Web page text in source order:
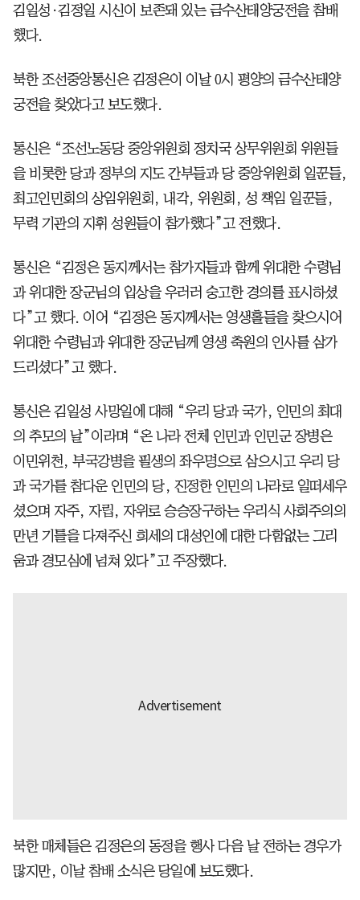
김일성·김정일 시신이 보존돼 있는 금수산태양궁전을 참배
했다.
북한 조선중앙통신은 김정은이 이날 0시 평양의 금수산태양
궁전을 찾았다고 보도했다.
통신은 “조선노동당 중앙위원회 정치국 상무위원회 위원들
을 비롯한 당과 정부의 지도 간부들과 당 중앙위원회 일꾼들,
최고인민회의 상임위원회, 내각, 위원회, 성 책임 일꾼들,
무력 기관의 지휘 성원들이 참가했다”고 전했다.
통신은 “김정은 동지께서는 참가자들과 함께 위대한 수령님
과 위대한 장군님의 입상을 우러러 숭고한 경의를 표시하셨
다”고 했다. 이어 “김정은 동지께서는 영생홀들을 찾으시어
위대한 수령님과 위대한 장군님께 영생 축원의 인사를 삼가
드리셨다”고 했다.
통신은 김일성 사망일에 대해 “우리 당과 국가, 인민의 최대
의 추모의 날”이라며 “온 나라 전체 인민과 인민군 장병은
이민위천, 부국강병을 필생의 좌우명으로 삼으시고 우리 당
과 국가를 참다운 인민의 당, 진정한 인민의 나라로 일떠세우
셨으며 자주, 자립, 자위로 승승장구하는 우리식 사회주의의
만년 기틀을 다져주신 희세의 대성인에 대한 다함없는 그리
움과 경모심에 넘쳐 있다”고 주장했다.
북한 매체들은 김정은의 동정을 행사 다음 날 전하는 경우가
많지만, 이날 참배 소식은 당일에 보도했다.